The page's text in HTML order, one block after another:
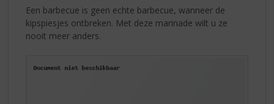
Een barbecue is geen echte barbecue, wanneer de
kipspiesjes ontbreken. Met deze marinade wilt u ze
nooit meer anders.